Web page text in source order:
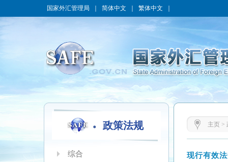
国家外汇管理局 简体中文 繁体中文
政策法规
综合
主页 >
现行有效